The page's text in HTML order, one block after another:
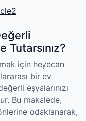
Tutarsınız?
için heyecan
bir ev
eşyalarınızı
Bu makalede,
odaklanarak,